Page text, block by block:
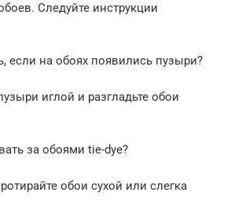
Следуйте инструкции
если на обоях появились пузыри?
иглой и разгладьте обои
за обоями tie-dye?
обои сухой или слегка